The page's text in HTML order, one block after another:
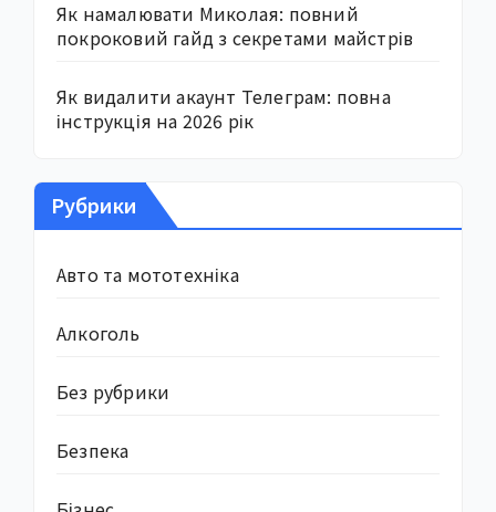
Як намалювати Миколая: повний
покроковий гайд з секретами майстрів
Як видалити акаунт Телеграм: повна
інструкція на 2026 рік
Рубрики
Авто та мототехніка
Алкоголь
Без рубрики
Безпека